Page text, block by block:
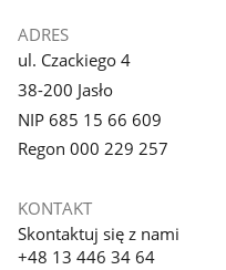
ADRES
ul. Czackiego 4
38-200 Jasło
NIP 685 15 66 609
Regon 000 229 257
KONTAKT
Skontaktuj się z nami
+48 13 446 34 64